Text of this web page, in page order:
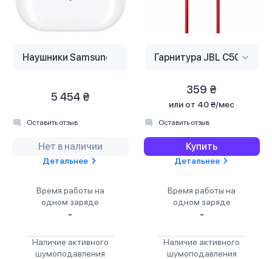
5 454 ₴
Оставить отзыв
Нет в наличии
Детальнее
Время работы на
одном заряде
-
Наличие активного
шумоподавления
359 ₴
или от 40 ₴/мес
Оставить отзыв
Купить
Детальнее
Время работы на
одном заряде
-
Наличие активного
шумоподавления